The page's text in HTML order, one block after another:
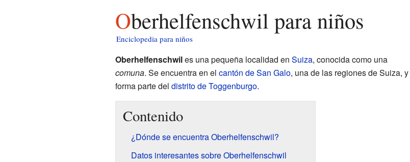
Oberhelfenschwil para niños
Enciclopedia para niños
Oberhelfenschwiles una pequeña localidad en Suiza, conocida como una
comuna. Se encuentra en el cantón de San Galo, una de las regiones de Suiza, y
forma parte del distrito de Toggenburgo.
Contenido
¿Dónde se encuentra Oberhelfenschwil?
Datos interesantes sobre Oberhelfenschwil